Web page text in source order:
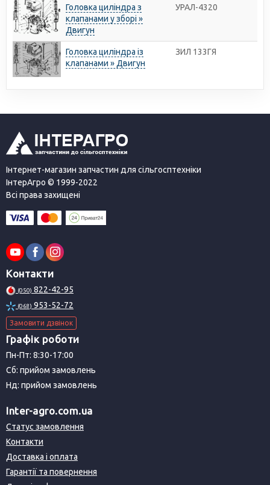
Головка циліндра з
клапанами у зборі »
Двигун
УРАЛ-4320
Головка циліндра із
клапанами » Двигун
ЗИЛ 133ГЯ
Інтернет-магазин запчастин для сільгосптехніки
ІнтерАгро © 1999-2022
Всі права захищені
Контакти
(050) 822-42-95
(068) 953-52-72
Замовити дзвінок
Графік роботи
Пн-Пт: 8:30-17:00
Сб: прийом замовлень
Нд: прийом замовлень
Inter-agro.com.ua
Статус замовлення
Контакти
Доставка і оплата
Гарантії та повернення